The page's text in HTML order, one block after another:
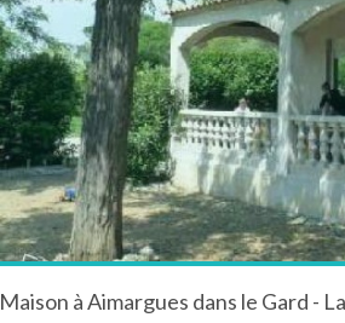
Maison à Aimargues dans le Gard -